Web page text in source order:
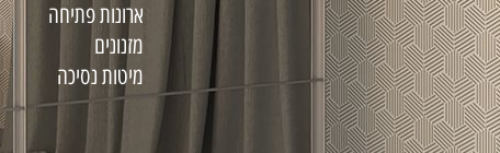
ארונות פתיחה
מזנונים
מיטות נסיכה